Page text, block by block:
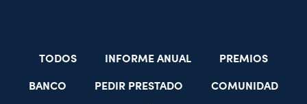
TODOS INFORME ANUAL
PREMIOS
BANCO
PEDIR PRESTADO
COMUNIDAD